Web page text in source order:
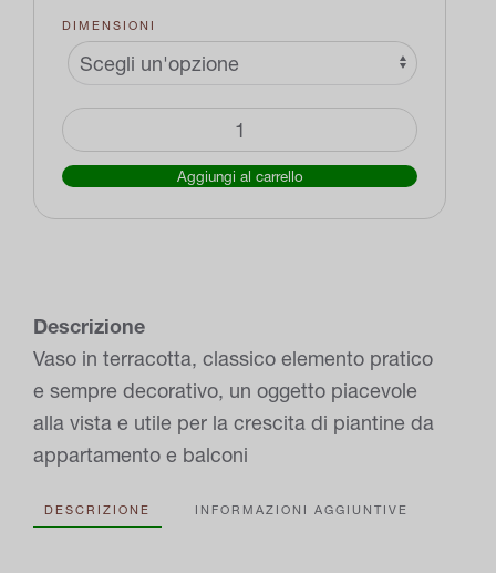
DIMENSIONI
Cassetta
Roma-
fiorierara
terracotta
Aggiungi al carrello
Descrizione
Vaso in terracotta, classico elemento pratico
e sempre decorativo, un oggetto piacevole
alla vista e utile per la crescita di piantine da
appartamento e balconi
DESCRIZIONE INFORMAZIONI AGGIUNTIVE